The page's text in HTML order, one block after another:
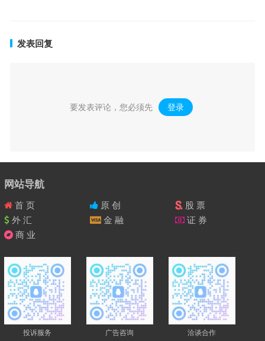
发表回复
要发表评论，您必须先 登录 。
网站导航
首 页 原 创
股 票
外 汇
金 融
证 券
商 业
投诉服务 广告咨询 洽谈合作